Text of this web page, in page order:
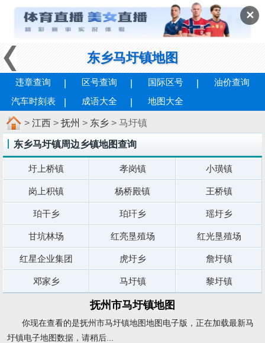
✕
东乡马圩镇地图
违章查询 区号查询 国际区号
油价查询
汽车时刻表
成语大全 地图大全
> 江西 > 抚州 > 东乡 > 马圩镇
东乡马圩镇周边乡镇地图查询
圩上桥镇 孝岗镇 小璜镇
岗上积镇 杨桥殿镇 王桥镇
珀干乡 珀玕乡 瑶圩乡
甘坑林场 红亮垦殖场 红光垦殖场
红星企业集团 虎圩乡 詹圩镇
邓家乡 马圩镇 黎圩镇
抚州市马圩镇地图
你现在查看的是抚州市马圩镇地图地图电子版，正在加载最新马
圩镇电子地图数据，请稍后...